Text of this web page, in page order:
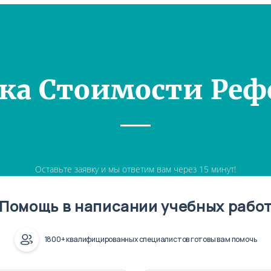
Стоимости
Оставьте заявку и мы ответим вам через 15 минут!
в написании учебных работ
1800+ квалифицированных специалистов готовы вам помочь